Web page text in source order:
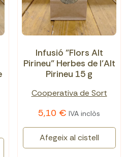
Infusió "Flors Alt
Pirineu" Herbes de l’Alt
Pirineu 15 g
Cooperativa de Sort
5,10 € IVA inclòs
Afegeix al cistell